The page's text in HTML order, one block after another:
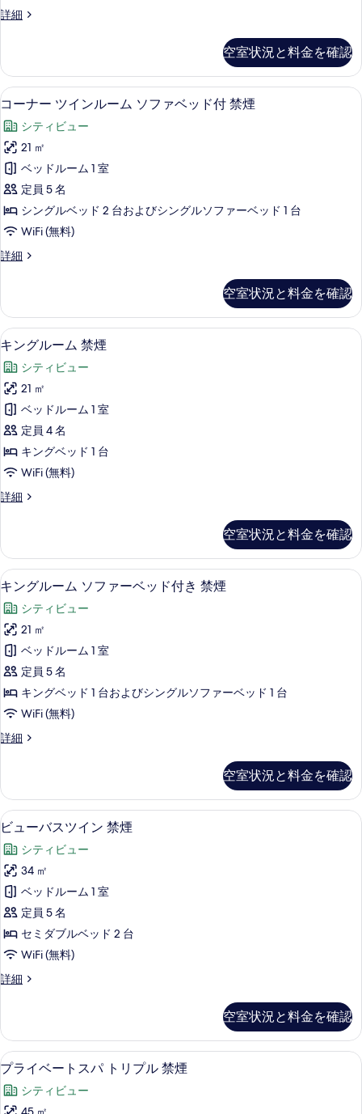
の
を
表
示
す
る
詳
細
ー
禁
煙
の
す
べ
て
の
写
真
を
す
る
詳細
コ
ツ
イ
ン
ー
ム
禁
煙
の
詳
細
空室状況と料金を確認
コ
ー
ナ
ー
ツ
イ
ン
ー
ソ
フ
ァ
ベ
ッ
ド
付
禁
煙
の
て
の
写
真
を
表
示
す
遮光カーテン、WiFi (無料)、ベッドシ
7
コーナー ツインルーム ソファベッド付 禁煙
シティビュー
21 ㎡
ベッドルーム 1 室
定員 5 名
シングルベッド 2 台およびシングルソファーベッド 1 台
WiFi (無料)
詳細
コ
ツ
イ
ン
ー
ム
ソ
フ
ァ
ベ
ッ
ド
付
禁
詳
細
空室状況と料金を確認
キ
ン
グ
ル
ー
ム
禁
の
べ
て
の
写
真
を
表
示
す
る
遮光カーテン、WiFi (無料)、ベッドシ
6
キングルーム 禁煙
シティビュー
21 ㎡
ベッドルーム 1 室
定員 4 名
キングベッド 1 台
WiFi (無料)
詳細
キ
ー
ム
禁
の
詳
細
空室状況と料金を確認
キ
ン
グ
ル
ー
ム
ソ
ァ
ベ
ッ
ド
付
き
禁
煙
の
す
べ
写
真
を
表
遮光カーテン、WiFi (無料)、ベッドシ
6
キングルーム ソファーベッド付き 禁煙
シティビュー
21 ㎡
ベッドルーム 1 室
定員 5 名
キングベッド 1 台およびシングルソファーベッド 1 台
WiFi (無料)
詳細
キ
ー
ム
ソ
ァ
ー
ベ
ッ
ド
付
き
禁
煙
の
空室状況と料金を確認
ビ
ュ
ー
バ
ス
ツ
イ
禁
の
す
べ
て
ビューバスツイン 禁煙 | 遮光カーテ
7
ビューバスツイン 禁煙
シティビュー
34 ㎡
ベッドルーム 1 室
定員 5 名
セミダブルベッド 2 台
WiFi (無料)
詳細
ビ
ス
ツ
イ
禁
煙
空室状況と料金を確認
プ
ラ
イ
プライベートスパ トリプル 禁煙 | 遮
8
プライベートスパ トリプル 禁煙
シティビュー